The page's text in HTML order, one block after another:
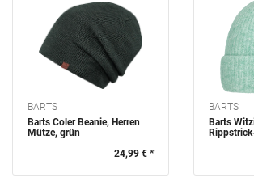
BARTS
Barts Coler Beanie, Herren
Mütze, grün
24,99 € *
BARTS
Barts